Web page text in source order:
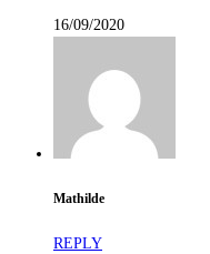
16/09/2020
Mathilde
REPLY